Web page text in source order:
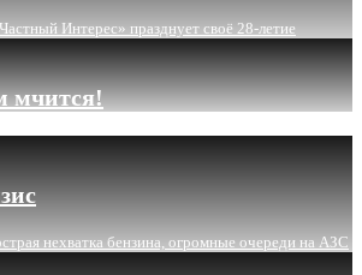
Интерес» празднует своё 28-летие
мчится!
нехватка бензина, огромные очереди на АЗС